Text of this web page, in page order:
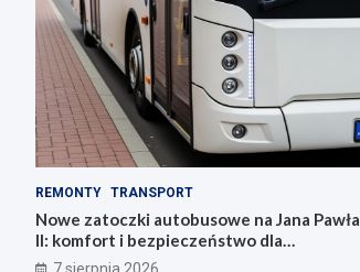
REMONTY TRANSPORT
Nowe zatoczki autobusowe na Jana Pawła
II: komfort i bezpieczeństwo dla
mieszkańców!
7 sierpnia 2026